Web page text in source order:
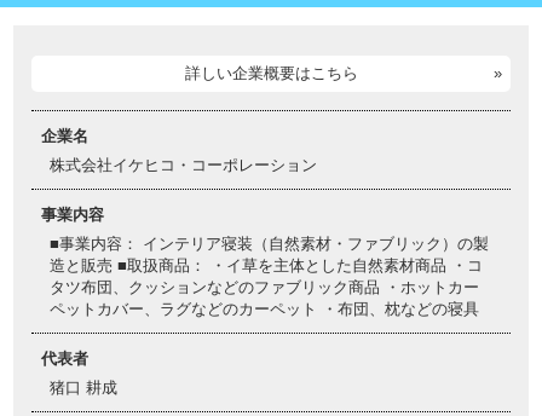
詳しい企業概要はこちら
企業名
株式会社イケヒコ・コーポレーション
事業内容
■事業内容： インテリア寝装（自然素材・ファブリック）の製
造と販売 ■取扱商品： ・イ草を主体とした自然素材商品 ・コ
タツ布団、クッションなどのファブリック商品 ・ホットカー
ペットカバー、ラグなどのカーペット ・布団、枕などの寝具
代表者
猪口 耕成